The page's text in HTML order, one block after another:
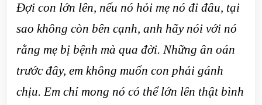
Đợi con lớn lên, nếu nó hỏi mẹ nó đi đâu, tại
sao không còn bên cạnh, anh hãy nói với nó
rằng mẹ bị bệnh mà qua đời. Những ân oán
trước đây, em không muốn con phải gánh
chịu. Em chỉ mong nó có thể lớn lên thật bình